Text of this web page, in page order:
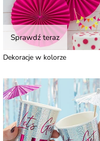
Sprawdź teraz
Dekoracje w kolorze